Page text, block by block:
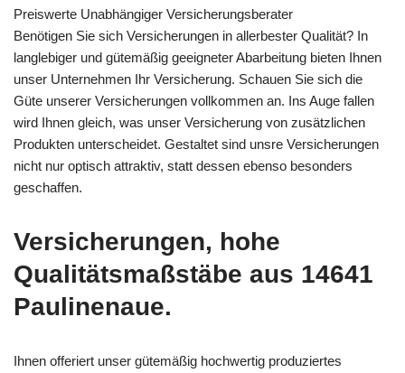
Preiswerte Unabhängiger Versicherungsberater
Benötigen Sie sich Versicherungen in allerbester Qualität? In
langlebiger und gütemäßig geeigneter Abarbeitung bieten Ihnen
unser Unternehmen Ihr Versicherung. Schauen Sie sich die
Güte unserer Versicherungen vollkommen an. Ins Auge fallen
wird Ihnen gleich, was unser Versicherung von zusätzlichen
Produkten unterscheidet. Gestaltet sind unsre Versicherungen
nicht nur optisch attraktiv, statt dessen ebenso besonders
geschaffen.
Versicherungen, hohe
Qualitätsmaßstäbe aus 14641
Paulinenaue.
Ihnen offeriert unser gütemäßig hochwertig produziertes